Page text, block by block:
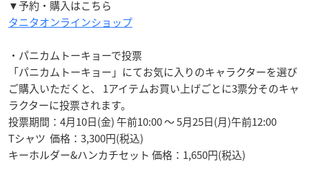
▼予約・購入はこちら
タニタオンラインショップ
・パニカムトーキョーで投票
「パニカムトーキョー」にてお気に入りのキャラクターを選び
ご購入いただくと、 1アイテムお買い上げごとに3票分そのキャ
ラクターに投票されます。
投票期間：4月10日(金) 午前10:00 〜 5月25日(月)午前12:00
Tシャツ 価格：3,300円(税込)
キーホルダー&ハンカチセット 価格：1,650円(税込)